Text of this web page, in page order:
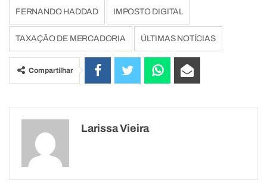
FERNANDO HADDAD IMPOSTO DIGITAL
TAXAÇÃO DE MERCADORIA ÚLTIMAS NOTÍCIAS
Compartilhar
Larissa Vieira